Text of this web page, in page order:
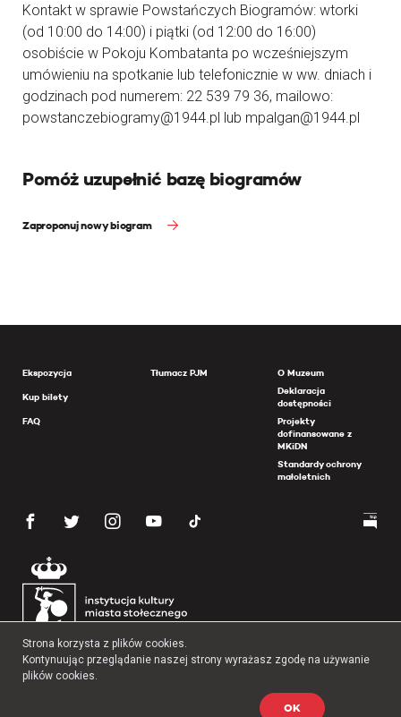
Kontakt w sprawie Powstańczych Biogramów: wtorki
(od 10:00 do 14:00) i piątki (od 12:00 do 16:00)
osobiście w Pokoju Kombatanta po wcześniejszym
umówieniu na spotkanie lub telefonicznie w ww. dniach i
godzinach pod numerem: 22 539 79 36, mailowo:
powstanczebiogramy@1944.pl lub mpalgan@1944.pl
Pomóż uzupełnić bazę biogramów
Zaproponuj nowy biogram
Ekspozycja
Kup bilety
FAQ
Tłumacz PJM
O Muzeum
Deklaracja
dostępności
Projekty
dofinansowane z
MKiDN
Standardy ochrony
małoletnich
Copyright 2026 Muzeum Powstania Warszawskiego
Strona korzysta z plików cookies.
Kontynuując przeglądanie naszej strony wyrażasz zgodę na używanie
plików cookies.
OK